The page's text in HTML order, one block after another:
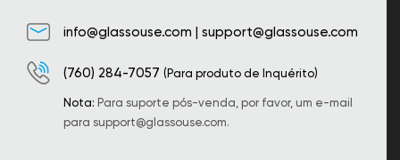
info@glassouse.com | support@glassouse.com
(760) 284-7057 (Para produto de Inquérito)
Nota: Para suporte pós-venda, por favor, um e-mail
para support@glassouse.com.